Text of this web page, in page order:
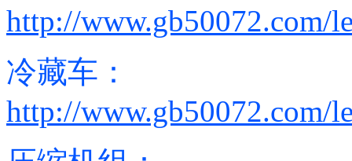
http://www.gb50072.com/
冷藏车：
http://www.gb50072.com/